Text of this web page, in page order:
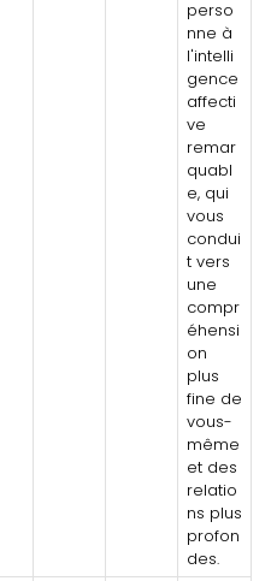
perso
nne à
l'intelli
gence
affecti
ve
remar
quabl
e, qui
vous
condui
t vers
une
compr
éhensi
on
plus
fine de
vous-
même
et des
relatio
ns plus
profon
des.